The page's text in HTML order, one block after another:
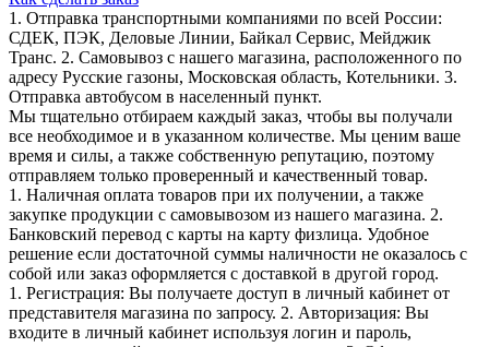
1. Отправка транспортными компаниями по всей России:
СДЕК, ПЭК, Деловые Линии, Байкал Сервис, Мейджик
Транс. 2. Самовывоз с нашего магазина, расположенного по
адресу Русские газоны, Московская область, Котельники. 3.
Отправка автобусом в населенный пункт.
Мы тщательно отбираем каждый заказ, чтобы вы получали
все необходимое и в указанном количестве. Мы ценим ваше
время и силы, а также собственную репутацию, поэтому
отправляем только проверенный и качественный товар.
1. Наличная оплата товаров при их получении, а также
закупке продукции с самовывозом из нашего магазина. 2.
Банковский перевод с карты на карту физлица. Удобное
решение если достаточной суммы наличности не оказалось с
собой или заказ оформляется с доставкой в другой город.
1. Регистрация: Вы получаете доступ в личный кабинет от
представителя магазина по запросу. 2. Авторизация: Вы
входите в личный кабинет используя логин и пароль,